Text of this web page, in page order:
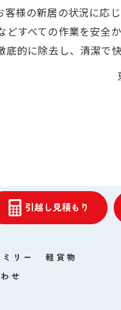
様の新居の状況に応
すべての作業を安全
的に除去し、清潔で
引越し見積もり
リー
軽貨物
せ